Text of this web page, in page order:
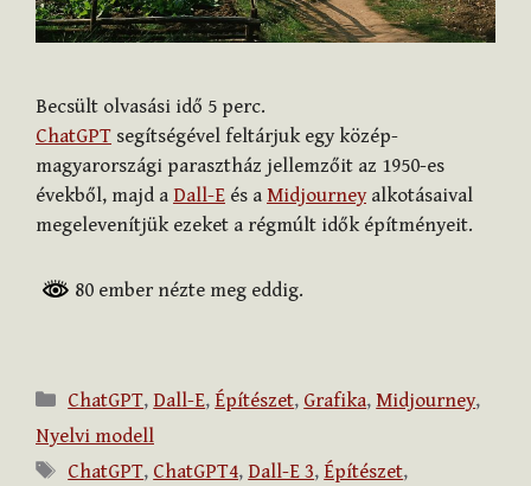
Becsült olvasási idő 5 perc.
ChatGPT segítségével feltárjuk egy közép-
magyarországi parasztház jellemzőit az 1950-es
évekből, majd a Dall-E és a Midjourneyalkotásaival
megelevenítjük ezeket a régmúlt idők építményeit.
80 ember nézte meg eddig.
Kategória
ChatGPT, Dall-E, Építészet, Grafika,Midjourney,
Nyelvi modell
Címkék
ChatGPT, ChatGPT4, Dall-E 3, Építészet,